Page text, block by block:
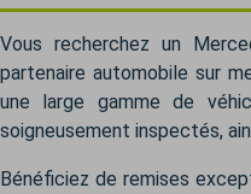
Vous recherchez un
partenaire automobile sur
une large gamme de
soigneusement inspectés,
Bénéficiez de remises